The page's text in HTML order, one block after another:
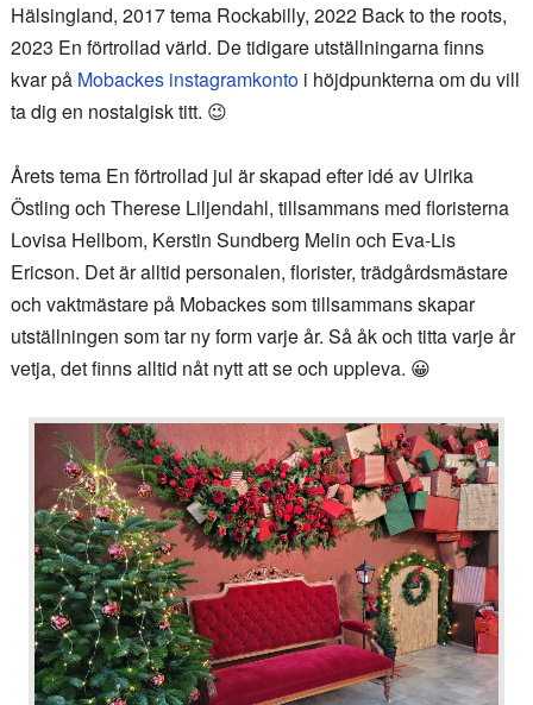
Hälsingland, 2017 tema Rockabilly, 2022 Back to the roots,
2023 En förtrollad värld. De tidigare utställningarna finns
kvar på Mobackes instagramkontoi höjdpunkterna om du vill
ta dig en nostalgisk titt. 😉
Årets tema En förtrollad jul är skapad efter idé av Ulrika
Östling och Therese Liljendahl, tillsammans med floristerna
Lovisa Hellbom, Kerstin Sundberg Melin och Eva-Lis
Ericson. Det är alltid personalen, florister, trädgårdsmästare
och vaktmästare på Mobackes som tillsammans skapar
utställningen som tar ny form varje år. Så åk och titta varje år
vetja, det finns alltid nåt nytt att se och uppleva. 😀